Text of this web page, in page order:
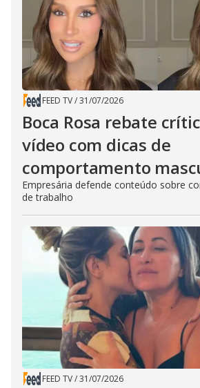
FEED TV/31/07/2026
Boca Rosa rebate
vídeo com dicas de
comportamento
Empresária defende conteúdo sobre
de trabalho
FEED TV/31/07/2026